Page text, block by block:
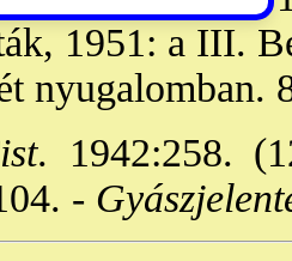
1951: a III.
nyugalomban.
. 1942:258.
-